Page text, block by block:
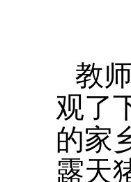
教
观了
的家
露天